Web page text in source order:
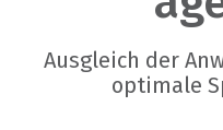
Ausgleich der
optimale